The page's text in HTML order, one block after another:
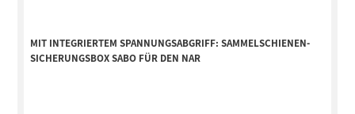
MIT INTEGRIERTEM SPANNUNGSABGRIFF: SAMMELSCHIENEN-
SICHERUNGSBOX SABO FÜR DEN NAR